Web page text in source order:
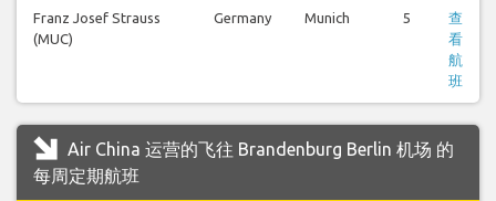
Franz Josef Strauss
(MUC)
Germany Munich 5
查
看
航
班
Air China 运营的飞往 Brandenburg Berlin 机场 的
每周定期航班